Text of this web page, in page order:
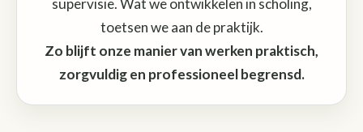
supervisie. Wat we ontwikkelen in scholing,
toetsen we aan de praktijk.
Zo blijft onze manier van werken praktisch,
zorgvuldig en professioneel begrensd.